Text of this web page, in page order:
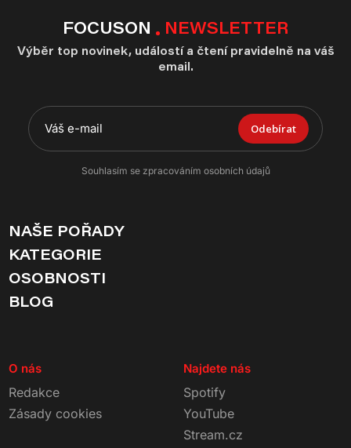
FOCUSON NEWSLETTER
Výběr top novinek, událostí a čtení pravidelně na váš
email.
Odebírat
Souhlasím se zpracováním osobních údajů
NAŠE POŘADY
KATEGORIE
OSOBNOSTI
BLOG
O nás
Redakce
Zásady cookies
Najdete nás
Spotify
YouTube
Stream.cz